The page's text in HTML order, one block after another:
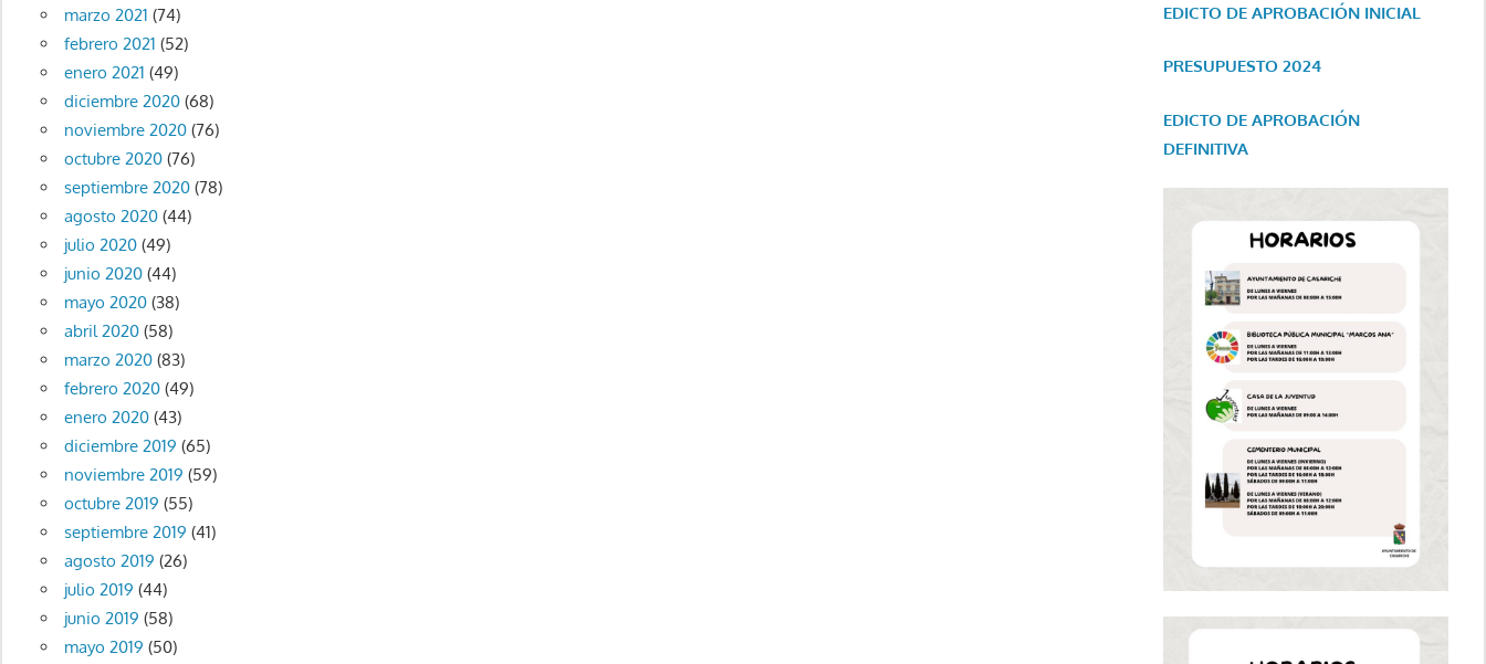
marzo 2021 (74)
febrero 2021 (52)
enero 2021 (49)
diciembre 2020(68)
noviembre 2020(76)
octubre 2020(76)
septiembre 2020(78)
agosto 2020(44)
julio 2020(49)
junio 2020(44)
mayo 2020(38)
abril 2020(58)
marzo 2020(83)
febrero 2020(49)
enero 2020(43)
diciembre 2019 (65)
noviembre 2019 (59)
octubre 2019 (55)
septiembre 2019 (41)
agosto 2019 (26)
julio 2019 (44)
junio 2019 (58)
mayo 2019 (50)
EDICTO DE APROBACIÓN INICIAL
PRESUPUESTO 2024
EDICTO DE APROBACIÓN
DEFINITIVA